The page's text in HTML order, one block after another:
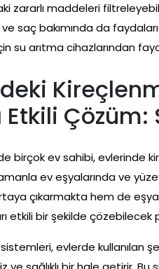
zararlı maddeleri
saç bakımında da
su arıtma cihazlarından
Etkili
birçok ev sahibi, evlerinde
ev eşyalarında ve
çıkarmakta hem de
etkili bir şekilde
evlerde kullanılan